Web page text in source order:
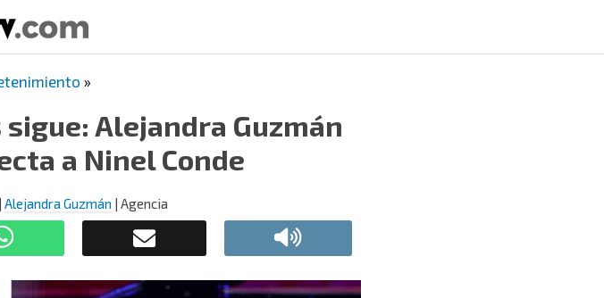
»
Alejandra Guzmán
a Ninel Conde
| Alejandra Guzmán | Agencia